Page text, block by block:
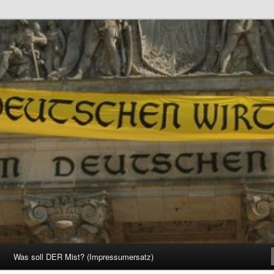
Was soll DER Mist? (Impressumersatz)